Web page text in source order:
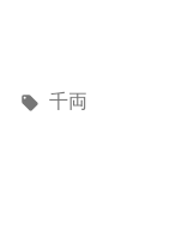
タ
千両